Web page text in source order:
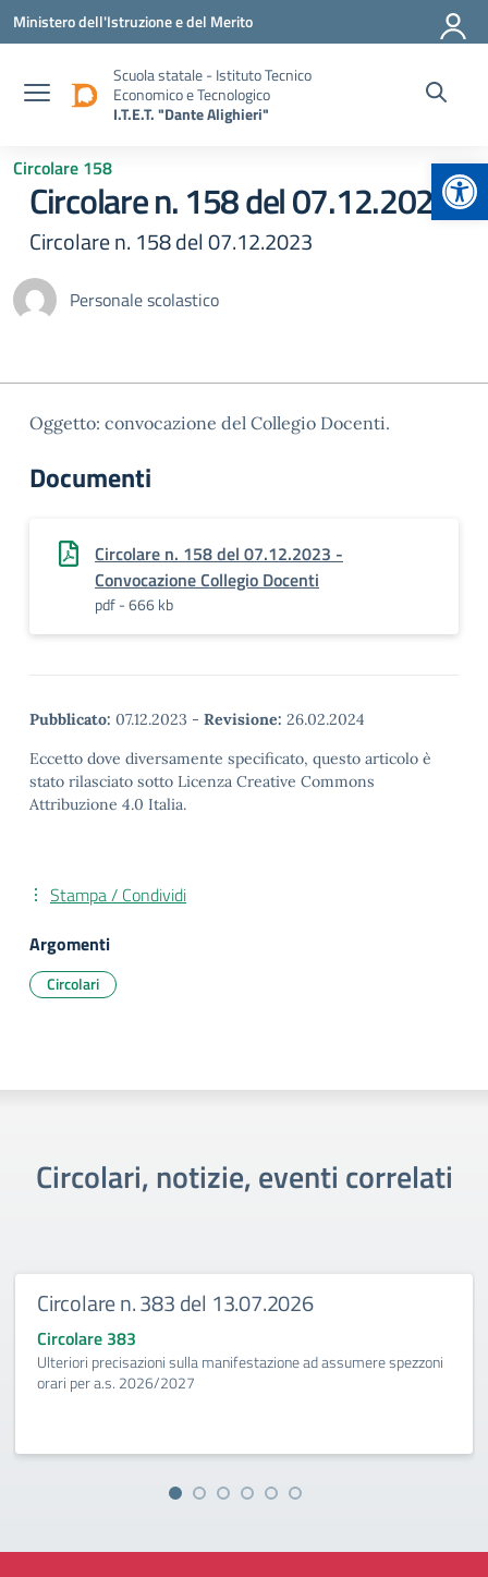
Vai ai contenuti
Vai al menu di navigazione
Vai al footer
Ministero dell'Istruzione e del Merito
Scuola statale - Istituto Tecnico
Economico e Tecnologico
I.T.E.T. "Dante Alighieri"
Circolare 158
Circolare n. 158 del 07.12.2023
Circolare n. 158 del 07.12.2023
Personale scolastico
Oggetto: convocazione del Collegio Docenti.
Documenti
Circolare n. 158 del 07.12.2023 -
Convocazione Collegio Docenti
pdf - 666 kb
Pubblicato: 07.12.2023 - Revisione: 26.02.2024
Eccetto dove diversamente specificato, questo articolo è
stato rilasciato sotto Licenza Creative Commons
Attribuzione 4.0 Italia.
Stampa / Condividi
Argomenti
Circolari
Circolari, notizie, eventi correlati
Circolare n. 383 del 13.07.2026
Circolare 383
Ulteriori precisazioni sulla manifestazione ad assumere spezzoni
orari per a.s. 2026/2027